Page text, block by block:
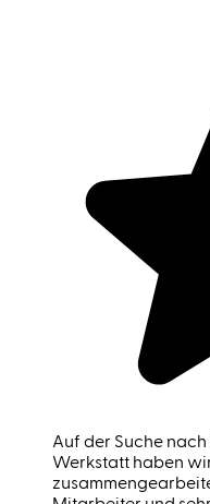
Auf der Suche
Werkstatt haben